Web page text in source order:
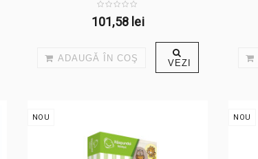
101,58 lei
ADAUGĂ ÎN COŞ VEZI
NOU NOU